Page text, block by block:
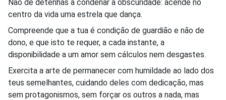
Não de detenhas a condenar a obscuridade: acende no
centro da vida uma estrela que dança.
Compreende que a tua é condição de guardião e não de
dono, e que isto te requer, a cada instante, a
disponibilidade a um amor sem cálculos nem desgastes.
Exercita a arte de permanecer com humildade ao lado dos
teus semelhantes, cuidando deles com dedicação, mas
sem protagonismos, sem forçar os outros a nada, mas